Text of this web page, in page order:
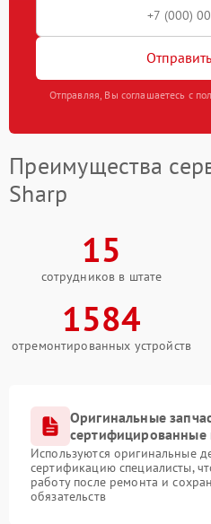
Отправляя, Вы соглашаетесь с
Преимущества
Sharp
15
сотрудников в штате
1584
отремонтированных устройств
Оригинальные
сертифицированные
Используются оригинальные
сертификацию специалисты,
работу после ремонта и
обязательств